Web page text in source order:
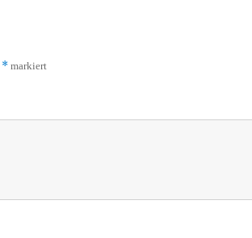
* markiert